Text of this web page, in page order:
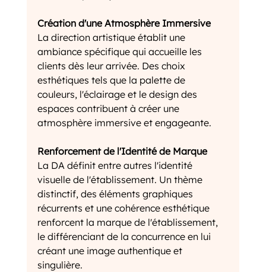
Création d'une Atmosphère Immersive
La direction artistique établit une
ambiance spécifique qui accueille les
clients dès leur arrivée. Des choix
esthétiques tels que la palette de
couleurs, l'éclairage et le design des
espaces contribuent à créer une
atmosphère immersive et engageante.
Renforcement de l'Identité de Marque
La DA définit entre autres l'identité
visuelle de l'établissement. Un thème
distinctif, des éléments graphiques
récurrents et une cohérence esthétique
renforcent la marque de l'établissement,
le différenciant de la concurrence en lui
créant une image authentique et
singulière.